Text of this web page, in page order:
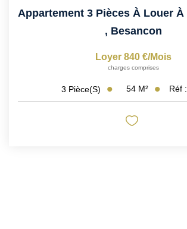
, Besancon
Loyer 840 €/mois
charges comprises
3 Pièce(s) 54 M² Réf :